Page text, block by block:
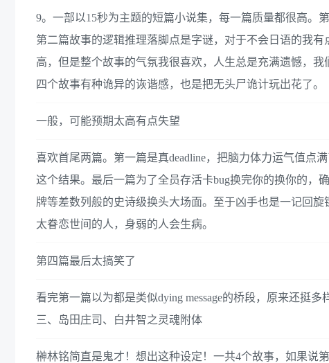
9。一部以15秒为主题的短篇小说集，每一篇质量都很高。
第二篇故事的逻辑推理落脚点是字谜，对于不会日语的我
高，但是整个故事的气氛我很喜欢，人生总是充满遗憾，
四个故事有种诡异的诙谐感，也是把无头尸诡计玩出花了。
一般，可能预期太高有点失望
喜欢首尾两篇。第一篇是真deadline，把脑力体力运气值点
这个结果。最后一篇为了全员存活卡bug换完你的换你的，
牌等差数列般的史诗级换头大场面。至于凶手也是一记回
太眷恋世间的人，身弱的人会生病。
第四篇最后太搞笑了
看完第一篇以为都是类似dying message的桥段，原来还挺
三、岛田庄司、白井智之灵魂附体
榊林铭简直是鬼才！想出这种设定！一共4个故事，如果说